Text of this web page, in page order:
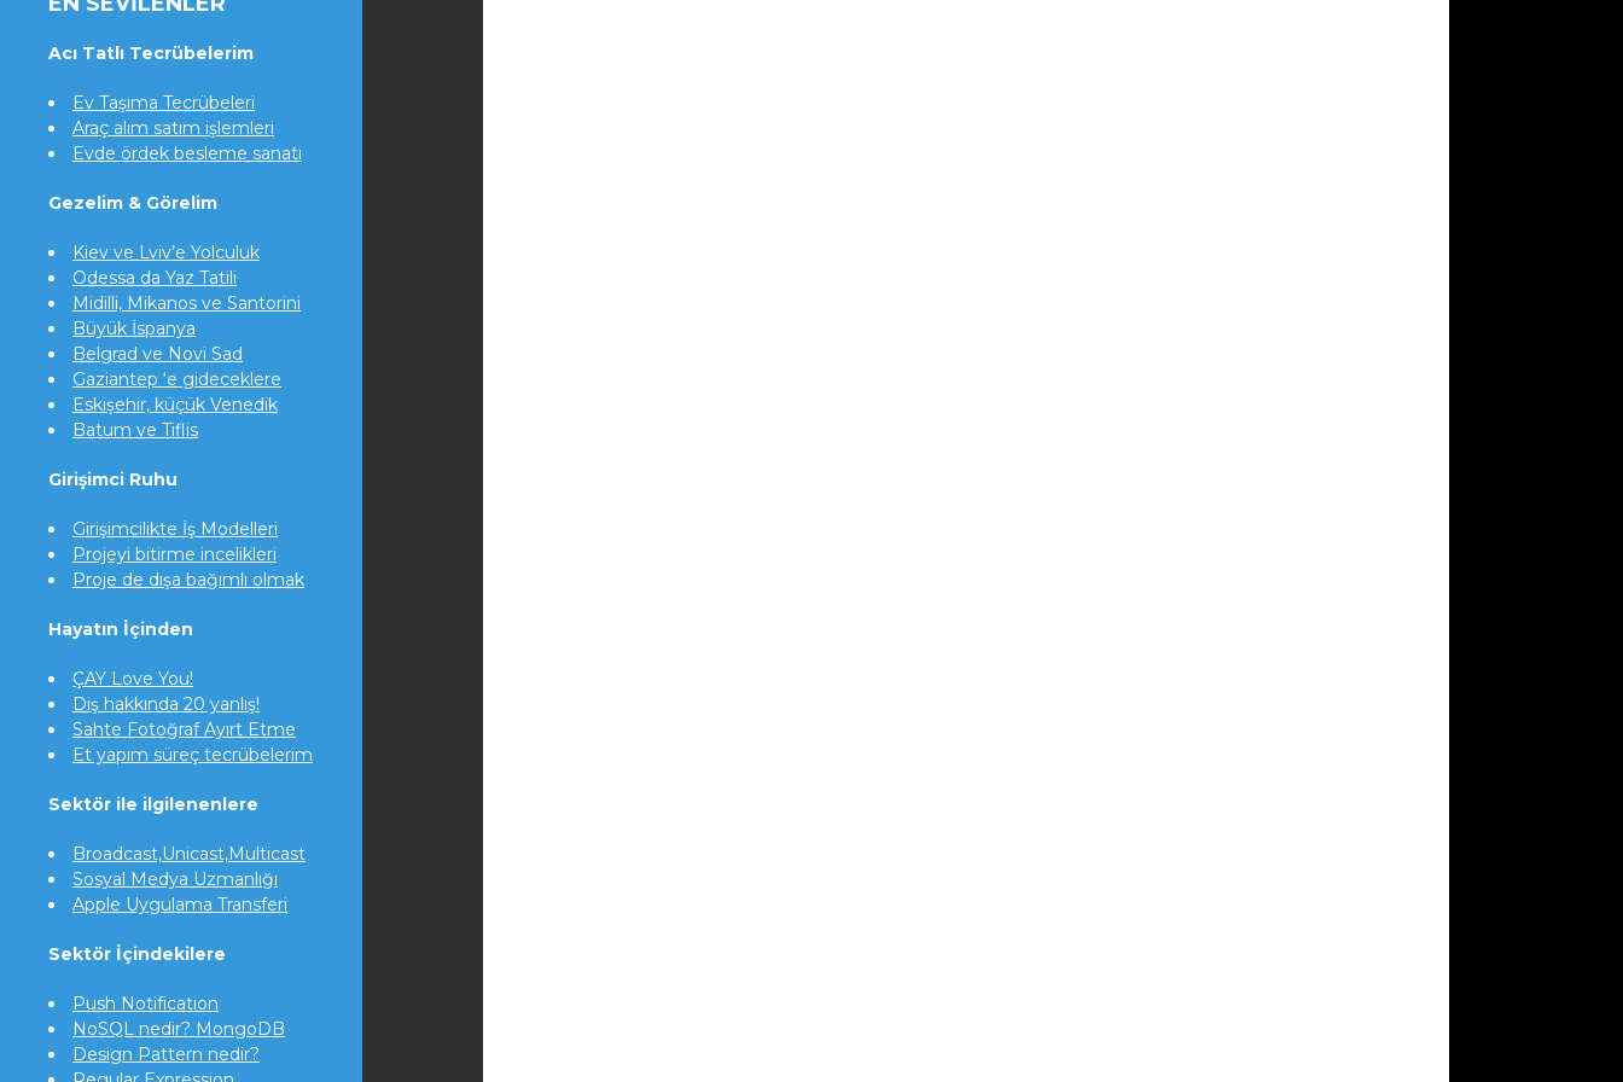
Acı Tatlı Tecrübelerim
Ev Taşıma Tecrübeleri
Araç alım satım işlemleri
Evde ördek besleme sanatı
Gezelim & Görelim
Kiev ve Lviv’e Yolculuk
Odessa da Yaz Tatili
Midilli, Mikanos ve Santorini
Büyük İspanya
Belgrad ve Novi Sad
Gaziantep ‘e gideceklere
Eskişehir, küçük Venedik
Batum ve Tiflis
Girişimci Ruhu
Girişimcilikte İş Modelleri
Projeyi bitirme incelikleri
Proje de dışa bağımlı olmak
Hayatın İçinden
ÇAY Love You!
Diş hakkında 20 yanlış!
Sahte Fotoğraf Ayırt Etme
Et yapım süreç tecrübelerim
Sektör ile ilgilenenlere
Broadcast,Unicast,Multicast
Sosyal Medya Uzmanlığı
Apple Uygulama Transferi
Sektör İçindekilere
Push Notification
NoSQL nedir? MongoDB
Design Pattern nedir?